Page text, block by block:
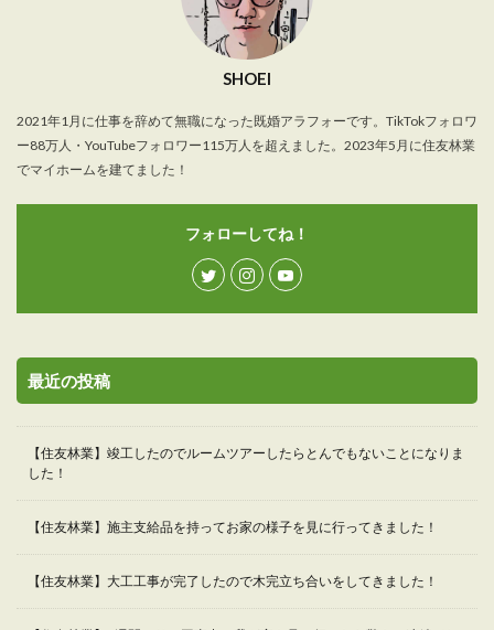
SHOEI
2021年1月に仕事を辞めて無職になった既婚アラフォーです。TikTokフォロワ
ー88万人・YouTubeフォロワー115万人を超えました。2023年5月に住友林業
でマイホームを建てました！
フォローしてね！
最近の投稿
【住友林業】竣工したのでルームツアーしたらとんでもないことになりま
した！
【住友林業】施主支給品を持ってお家の様子を見に行ってきました！
【住友林業】大工工事が完了したので木完立ち合いをしてきました！